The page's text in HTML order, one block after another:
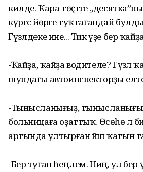
килде. Ҡара төҫтәге
күргәс йөрәге туҡтағандай
Гүзәлдеке ине... Тик үҙе бер
-Ҡайҙа, ҡайҙа водителе? Гүзәл
шундағы автоинспекторҙы
-Тынысланығыҙ,
больницаға оҙаттыҡ. Өсөһө лә
артында ултырған йәш ҡатын
-Бер туған һеңлем. Ниңә, ул бер